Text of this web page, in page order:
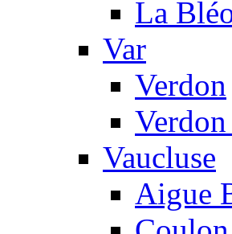
La
Var
Verdon
Vaucluse
Aigue